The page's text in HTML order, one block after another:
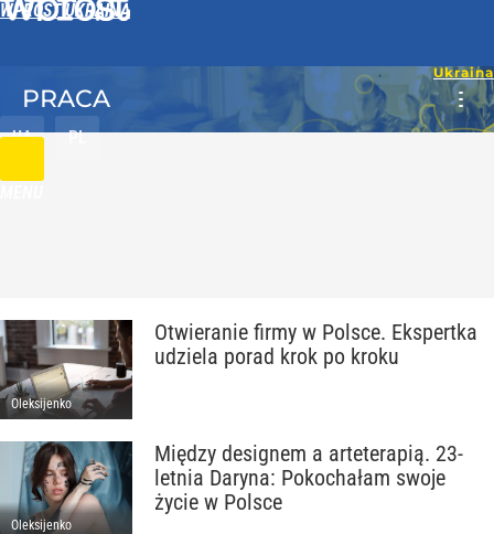
WPROST UKRAINA
UA PL
PRACA
Oleksijenko
Otwieranie firmy w Polsce. Ekspertka
udziela porad krok po kroku
Oleksijenko
Między designem a arteterapią. 23-
letnia Daryna: Pokochałam swoje
życie w Polsce